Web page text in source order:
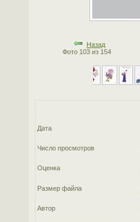
Назад
Фото 103 из 154
Дата
Число просмотров
Оценка
Размер файла
Автор